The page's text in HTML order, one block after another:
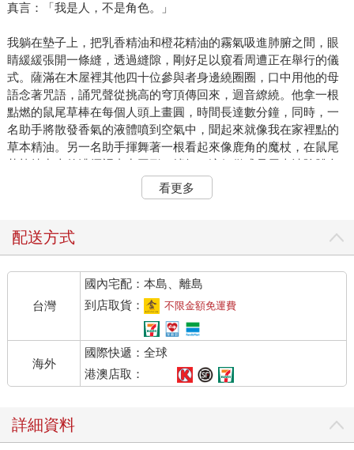
真言：「我是人，不是角色。」
我躺在墊子上，把乳香精油和橙花精油的霧氣吸進肺腑之間，眼
睛緩緩張開一條縫，透過縫隙，剛好足以窺看周遭正在舉行的儀
式。薩滿在木屋裡其他四十位參與者身邊繞圈圈，口中用他的母
語念著咒語，誦咒聲從挑高的穹頂傳回來，迴音繚繞。他拿一根
點燃的鼠尾草棒在每個人頭上畫圓，時間長達數分鐘，同時，一
名助手將散發香氣的液體噴到空氣中，聞起來就像我在家裡點的
草本精油。另一名助手揮舞著一根看起來像鹿角的魔杖，在鼠尾
草棒燒出來的濃煙裡畫出圖形。據知，這個儀式是用來清除體內
在不知不覺間帶有的多餘能量──從都會生活累積而來的能量，經
年累月下來就會導致疲勞、壓力和憂鬱。
我把眼睛閉好，沒幾分鐘就聽到薩滿帶著助手過來了。兩位助手
我。接著，一道低沉的嗓音伴著燃燒鼠尾草的濃烈氣味對我悄聲
說：「起身跟我來。」
兩名助手隨侍在側，穿著一襲白衣、渾身覆蓋白色羽毛的薩滿示
意我站起來跟他走。我環視整個房間，大家都還恍恍惚惚地躺在
他們的墊子上。
兩名助手以平穩的鼓聲和誦咒聲維持其他人的異態，我跟隨薩滿
我知道這是一場徹夜進行的活動，但我已經搞不清楚時間了。是
凌晨兩點嗎？還是三點？而且在哥斯大黎加叢林中這棟巨大的木
看更多
配送方式
台灣
國內宅配：本島、離島
到店取貨：
不限金額免運費
海外
國際快遞：全球
港澳店取：
詳細資料